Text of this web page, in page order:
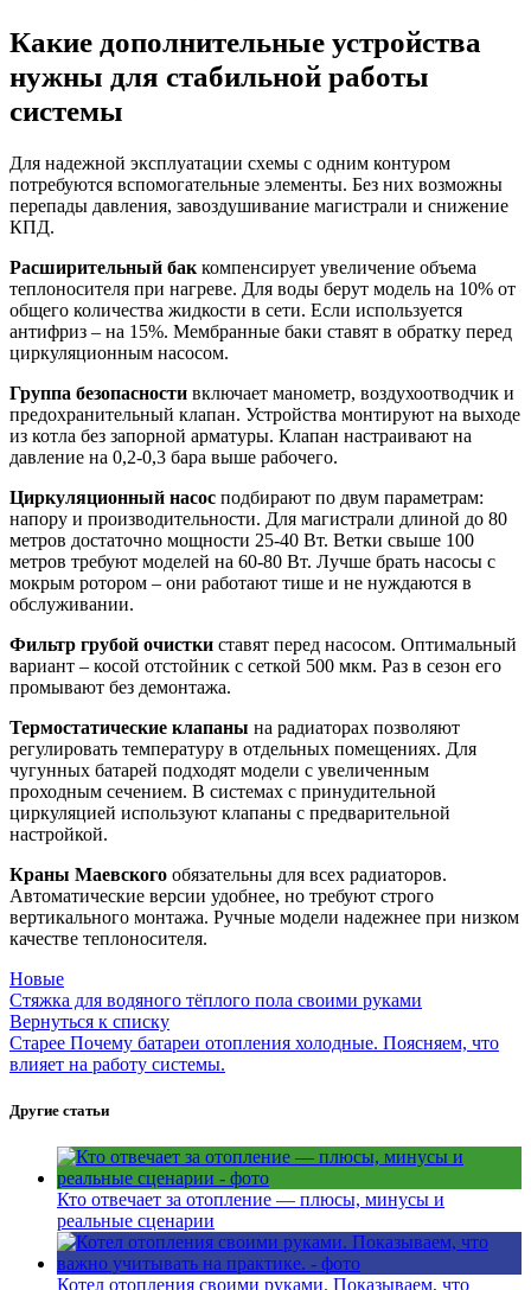
Какие дополнительные устройства
нужны для стабильной работы
системы
Для надежной эксплуатации схемы с одним контуром
потребуются вспомогательные элементы. Без них возможны
перепады давления, завоздушивание магистрали и снижение
КПД.
Расширительный бак компенсирует увеличение объема
теплоносителя при нагреве. Для воды берут модель на 10% от
общего количества жидкости в сети. Если используется
антифриз – на 15%. Мембранные баки ставят в обратку перед
циркуляционным насосом.
Группа безопасности включает манометр, воздухоотводчик и
предохранительный клапан. Устройства монтируют на выходе
из котла без запорной арматуры. Клапан настраивают на
давление на 0,2-0,3 бара выше рабочего.
Циркуляционный насос подбирают по двум параметрам:
напору и производительности. Для магистрали длиной до 80
метров достаточно мощности 25-40 Вт. Ветки свыше 100
метров требуют моделей на 60-80 Вт. Лучше брать насосы с
мокрым ротором – они работают тише и не нуждаются в
обслуживании.
Фильтр грубой очистки ставят перед насосом. Оптимальный
вариант – косой отстойник с сеткой 500 мкм. Раз в сезон его
промывают без демонтажа.
Термостатические клапаны на радиаторах позволяют
регулировать температуру в отдельных помещениях. Для
чугунных батарей подходят модели с увеличенным
проходным сечением. В системах с принудительной
циркуляцией используют клапаны с предварительной
настройкой.
Краны Маевского обязательны для всех радиаторов.
Автоматические версии удобнее, но требуют строго
вертикального монтажа. Ручные модели надежнее при низком
качестве теплоносителя.
Новые
Стяжка для водяного тёплого пола своими руками
Вернуться к списку
Старее Почему батареи отопления холодные. Поясняем, что
влияет на работу системы.
Другие статьи
Кто отвечает за отопление — плюсы, минусы и
реальные сценарии
Котел отопления своими руками. Показываем, что